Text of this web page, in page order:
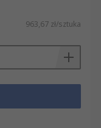
963,67 zł/sztuka